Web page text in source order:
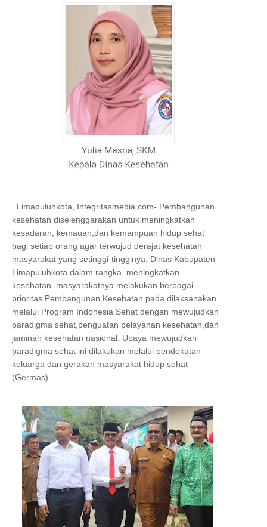
Limapuluhkota, Integritasmedia.com- Pembangunan
kesehatan diselenggarakan untuk meningkatkan
kesadaran, kemauan,dan kemampuan hidup sehat
bagi setiap orang agar terwujud derajat kesehatan
masyarakat yang setinggi-tingginya. Dinas Kabupaten
Limapuluhkota dalam rangka meningkatkan
kesehatan masyarakatnya melakukan berbagai
prioritas Pembangunan Kesehatan pada dilaksanakan
melalui Program Indonesia Sehat dengan mewujudkan
paradigma sehat,penguatan pelayanan kesehatan,dan
jaminan kesehatan nasional. Upaya mewujudkan
paradigma sehat ini dilakukan melalui pendekatan
keluarga dan gerakan masyarakat hidup sehat
(Germas).